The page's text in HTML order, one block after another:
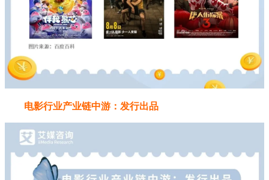
电影行业产业链中游：发行出品